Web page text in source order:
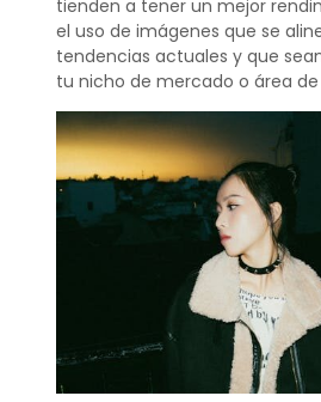
tienden a tener un mejor
el uso de imágenes que se
tendencias actuales y que
tu nicho de mercado o área de